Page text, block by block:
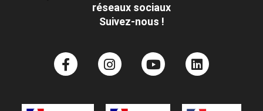
réseaux sociaux
Suivez-nous !